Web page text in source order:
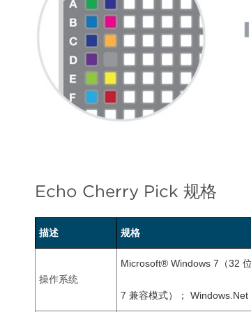
Echo Cherry Pick 规格
描述 规格
操作系统
Microsoft® Windows 7（32
7 兼容模式）；